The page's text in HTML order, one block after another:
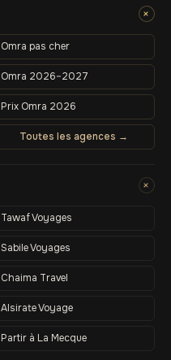
+
Omra pas cher
Omra 2026–2027
Prix Omra 2026
Toutes les agences →
+
Tawaf Voyages
Sabile Voyages
Chaima Travel
Alsirate Voyage
Partir à La Mecque